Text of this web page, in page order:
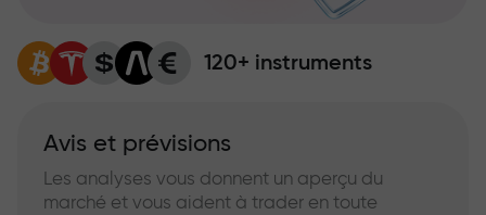
120+ instruments
Avis et prévisions
Les analyses vous donnent un aperçu du
marché et vous aident à trader en toute